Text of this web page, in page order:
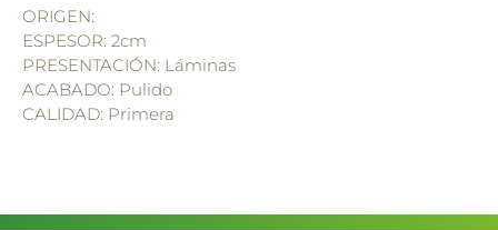
ORIGEN:
ESPESOR: 2cm
PRESENTACIÓN: Láminas
ACABADO: Pulido
CALIDAD: Primera